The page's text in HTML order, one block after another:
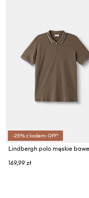
-25% z kodem: OFF*
169,99 zł